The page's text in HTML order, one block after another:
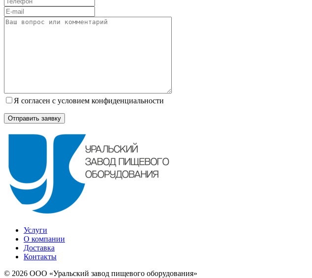
Я согласен с условием конфиденциальности
Услуги
О компании
Доставка
Контакты
© 2026 ООО «Уральский завод пищевого оборудования»